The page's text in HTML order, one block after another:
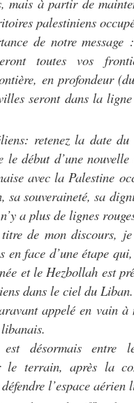
palestiniens
de notre
toutes vos
en profondeur
seront dans la
retenez la date du
le début d’une
avec la Palestine
sa souveraineté, sa
a plus de lignes
de mon discours,
en face d’une étape
et le Hezbollah est
dans le ciel du Liban.
appelé en vain
est désormais entre
le terrain, après la
l’espace aérien